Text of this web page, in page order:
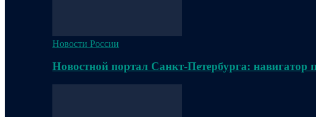
Новости России
Новостной портал Санкт-Петербурга: навигатор